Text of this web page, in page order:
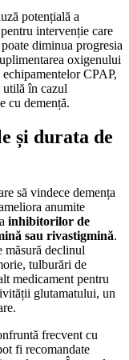
potențială a
intervenție care
diminua progresia
oxigenului
CPAP,
utilă în cazul
cu demență.
și durata de
să vindece demența
anumite
inhibitorilor de
sau rivastigmină.
măsură declinul
tulburări de
medicament pentru
glutamatului, un
frecvent cu
fi recomandate